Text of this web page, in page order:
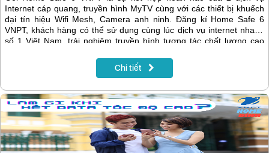
Internet cáp quang, truyền hình MyTV cùng với các thiết bị khuếch
đại tín hiệu Wifi Mesh, Camera anh ninh. Đăng kí Home Safe 6
VNPT, khách hàng có thể sử dụng cùng lúc dịch vụ internet nhanh
số 1 Việt Nam, trải nghiệm truyền hình tương tác chất lượng cao
Chi tiết